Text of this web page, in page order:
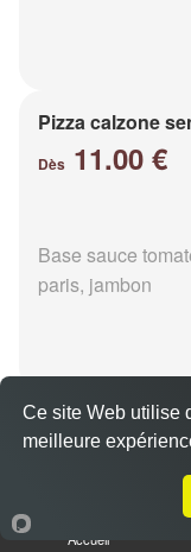
Pizza calzone
Dès 11.00 €
Base sauce
paris, jambon
Pizza 4
11.00 €
Accueil
Ce site Web utilise
meilleure